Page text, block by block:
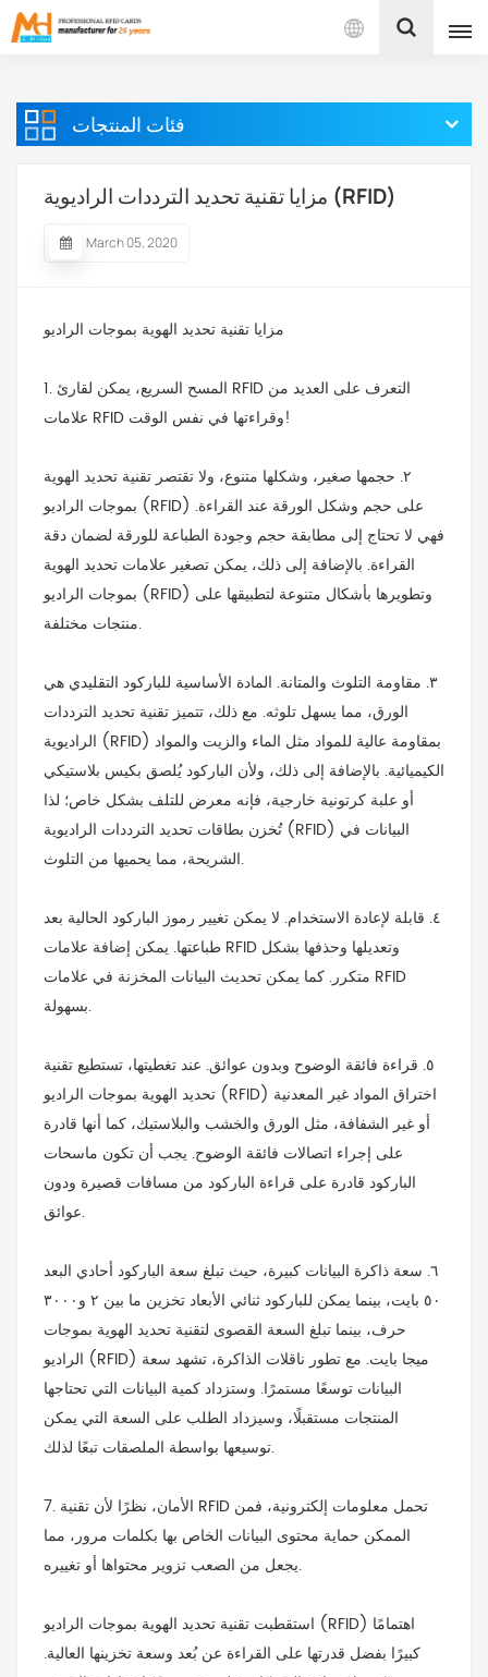
بالعربية
Français
بالعربية
فئات المنتجات
مزايا تقنية تحديد الترددات الراديوية (RFID)
March 05, 2020
مزايا تقنية تحديد الهوية بموجات الراديو
1. المسح السريع، يمكن لقارئ RFID التعرف على العديد من
علامات RFID وقراءتها في نفس الوقت!
٢. حجمها صغير، وشكلها متنوع، ولا تقتصر تقنية تحديد الهوية
بموجات الراديو (RFID) على حجم وشكل الورقة عند القراءة.
فهي لا تحتاج إلى مطابقة حجم وجودة الطباعة للورقة لضمان دقة
القراءة. بالإضافة إلى ذلك، يمكن تصغير علامات تحديد الهوية
بموجات الراديو (RFID) وتطويرها بأشكال متنوعة لتطبيقها على
منتجات مختلفة.
٣. مقاومة التلوث والمتانة. المادة الأساسية للباركود التقليدي هي
الورق، مما يسهل تلوثه. مع ذلك، تتميز تقنية تحديد الترددات
الراديوية (RFID) بمقاومة عالية للمواد مثل الماء والزيت والمواد
الكيميائية. بالإضافة إلى ذلك، ولأن الباركود يُلصق بكيس بلاستيكي
أو علبة كرتونية خارجية، فإنه معرض للتلف بشكل خاص؛ لذا
تُخزن بطاقات تحديد الترددات الراديوية (RFID) البيانات في
الشريحة، مما يحميها من التلوث.
٤. قابلة لإعادة الاستخدام. لا يمكن تغيير رموز الباركود الحالية بعد
طباعتها. يمكن إضافة علامات RFID وتعديلها وحذفها بشكل
متكرر. كما يمكن تحديث البيانات المخزنة في علامات RFID
بسهولة.
٥. قراءة فائقة الوضوح وبدون عوائق. عند تغطيتها، تستطيع تقنية
تحديد الهوية بموجات الراديو (RFID) اختراق المواد غير المعدنية
أو غير الشفافة، مثل الورق والخشب والبلاستيك، كما أنها قادرة
على إجراء اتصالات فائقة الوضوح. يجب أن تكون ماسحات
الباركود قادرة على قراءة الباركود من مسافات قصيرة ودون
عوائق.
٦. سعة ذاكرة البيانات كبيرة، حيث تبلغ سعة الباركود أحادي البعد
٥٠ بايت، بينما يمكن للباركود ثنائي الأبعاد تخزين ما بين ٢ و٣٠٠٠
حرف، بينما تبلغ السعة القصوى لتقنية تحديد الهوية بموجات
الراديو (RFID) ميجا بايت. مع تطور ناقلات الذاكرة، تشهد سعة
البيانات توسعًا مستمرًا. وستزداد كمية البيانات التي تحتاجها
المنتجات مستقبلًا، وسيزداد الطلب على السعة التي يمكن
توسيعها بواسطة الملصقات تبعًا لذلك.
7. الأمان، نظرًا لأن تقنية RFID تحمل معلومات إلكترونية، فمن
الممكن حماية محتوى البيانات الخاص بها بكلمات مرور، مما
يجعل من الصعب تزوير محتواها أو تغييره.
استقطبت تقنية تحديد الهوية بموجات الراديو (RFID) اهتمامًا
كبيرًا بفضل قدرتها على القراءة عن بُعد وسعة تخزينها العالية.